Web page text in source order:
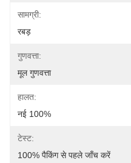
सामग्री:
रबड़
गुणवत्ता:
मूल गुणवत्ता
हालत:
नई 100%
टेस्ट:
100% पैकिंग से पहले जाँच करें